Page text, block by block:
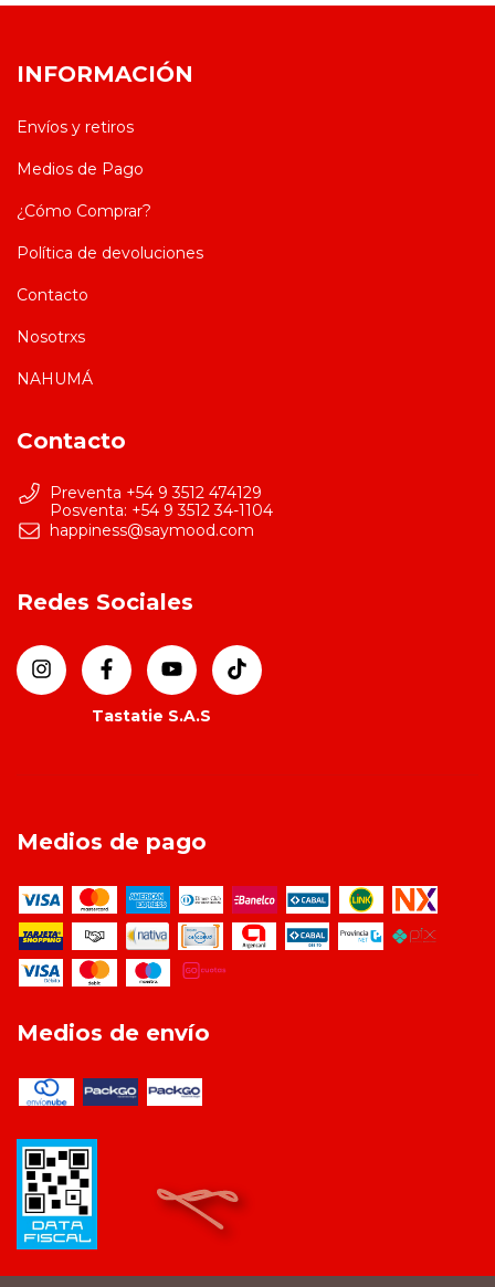
INFORMACIÓN
Envíos y retiros
Medios de Pago
¿Cómo Comprar?
Política de devoluciones
Contacto
Nosotrxs
NAHUMÁ
Contacto
Preventa +54 9 3512 474129
happiness@saymood.com
Redes Sociales
Medios de pago
Medios de envío